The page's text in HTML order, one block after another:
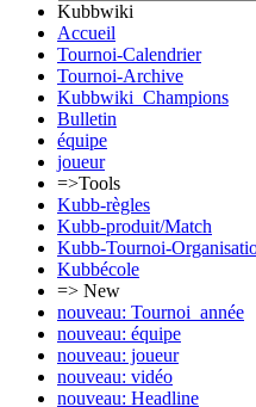
Kubbwiki
Accueil
Tournoi-Calendrier
Tournoi-Archive
Kubbwiki_Champions
Bulletin
équipe
joueur
=>Tools
Kubb-règles
Kubb-produit/Match
Kubb-Tournoi-
Kubbécole
=> New
nouveau: Tournoi_année
nouveau: équipe
nouveau: joueur
nouveau: vidéo
nouveau: Headline